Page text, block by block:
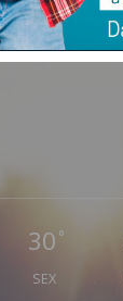
PAÇOS DE
30 °
SEX